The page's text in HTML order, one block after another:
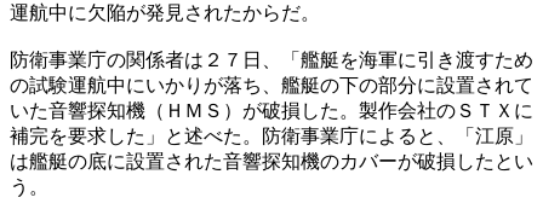
運航中に欠陥が発見されたからだ。
防衛事業庁の関係者は２７日、「艦艇を海軍に引き渡すため
の試験運航中にいかりが落ち、艦艇の下の部分に設置されて
いた音響探知機（ＨＭＳ）が破損した。製作会社のＳＴＸに
補完を要求した」と述べた。防衛事業庁によると、「江原」
は艦艇の底に設置された音響探知機のカバーが破損したとい
う。